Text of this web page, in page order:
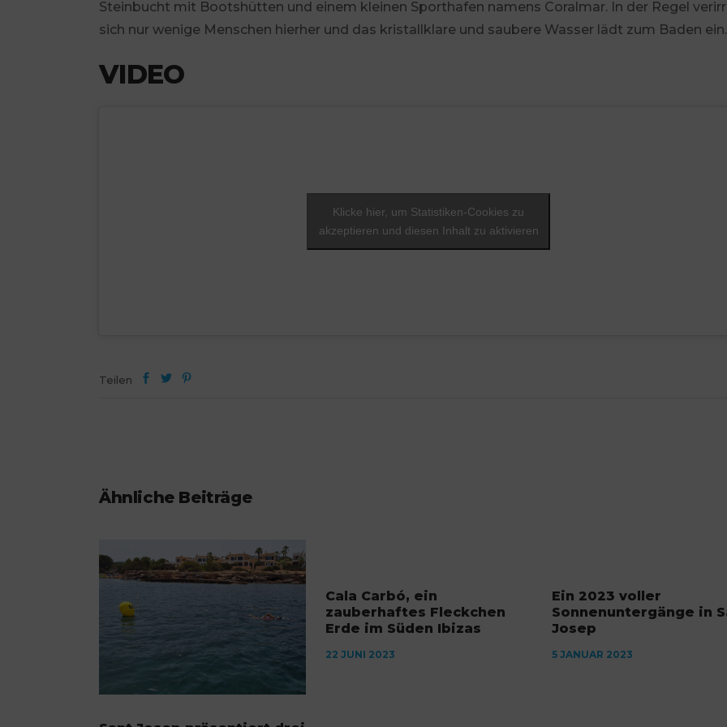
Steinbucht mit Bootshütten und einem kleinen Sporthafen namens Coralmar. In der Regel
sich nur wenige Menschen hierher und das kristallklare und saubere Wasser lädt zum Baden ein.
VIDEO
Klicke hier, um Statistiken-Cookies zu
akzeptieren und diesen Inhalt zu aktivieren
Teilen
Ähnliche Beiträge
Cala Carbó, ein
zauberhaftes Fleckchen
Erde im Süden Ibizas
22 JUNI 2023
Ein 2023 voller
Sonnenuntergänge in
Josep
5 JANUAR 2023